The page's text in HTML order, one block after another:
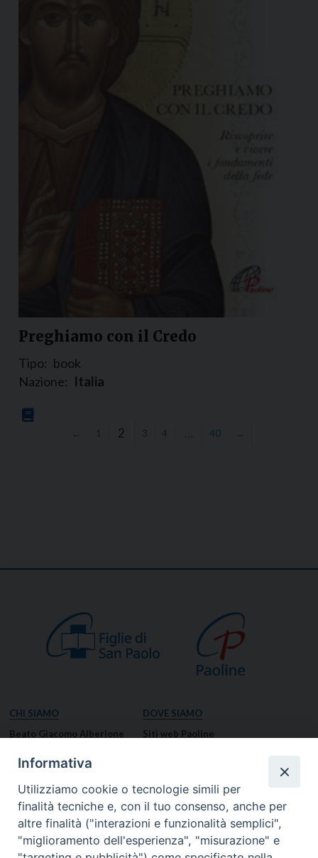
Preghiamo con il Credo
Tipo: book
Nazione: Italia
← 1 2 3 4 … 40 →
CHI SIAMO
Beato Giacomo Alberione
Missione Paolina
Luoghi delle Origini
Governo Generale
DOVE SIAMO
Siti web Paoline
Notizie dal governo generale
Notizie in breve
RISORSE
Informativa
Utilizziamo cookie o tecnologie simili per
finalità tecniche e, con il tuo consenso, anche per
altre finalità ("interazioni e funzionalità semplici",
"miglioramento dell'esperienza", "misurazione" e